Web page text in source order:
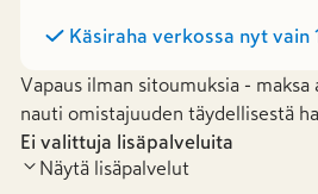
Käsiraha verkossa nyt vain
Vapaus ilman sitoumuksia - maksa
nauti omistajuuden täydellisestä
Ei valittuja lisäpalveluita
Näytä lisäpalvelut